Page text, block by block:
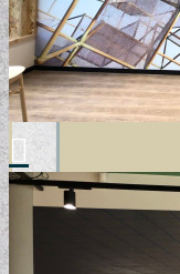
ELEMENTAL